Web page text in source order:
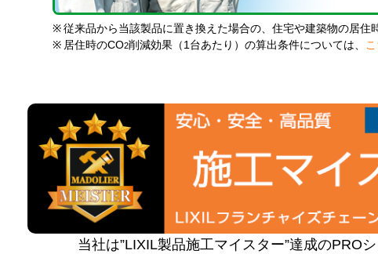
※ 従来品から当該製品に置き換えた場合の、住宅や建築物の居
※ 居住時のCO2削減効果（1台あたり）の算出条件については、
当社は”LIXIL製品施工マイスター”達成のPRO